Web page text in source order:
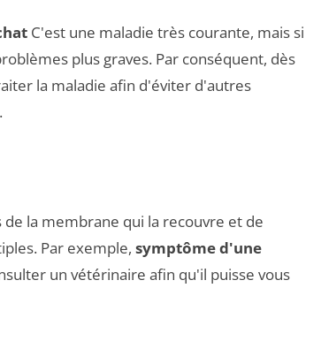
C'est une maladie très courante, mais si
plus graves. Par conséquent, dès
la maladie afin d'éviter d'autres
de la membrane qui la recouvre et de
Par exemple, symptôme d'une
un vétérinaire afin qu'il puisse vous